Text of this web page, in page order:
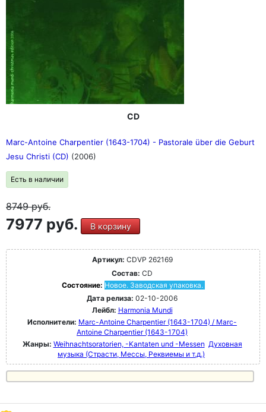
CD
Marc-Antoine Charpentier (1643-1704) - Pastorale über die Geburt
Jesu Christi (CD) (2006)
Есть в наличии
8749руб.
7977 руб. В корзину
Артикул: CDVP 262169
Состав: CD
Состояние: Новое. Заводская упаковка.
Дата релиза: 02-10-2006
Лейбл: Harmonia Mundi
Исполнители: Marc-Antoine Charpentier (1643-1704) / Marc-
Antoine Charpentier (1643-1704)
Жанры: Weihnachtsoratorien, -Kantaten und -Messen Духовная
музыка (Страсти, Мессы, Реквиемы и т.д.)